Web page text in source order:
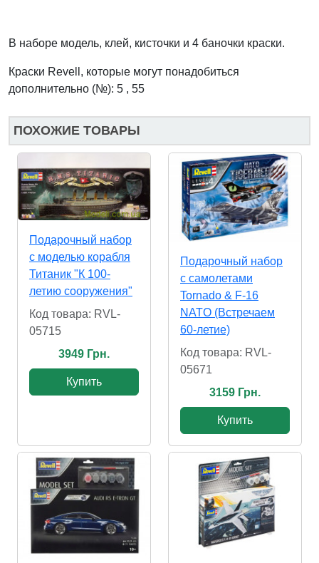
В наборе модель, клей, кисточки и 4 баночки краски.
Краски Revell, которые могут понадобиться
дополнительно (№): 5 , 55
ПОХОЖИЕ ТОВАРЫ
Подарочный набор
с моделью корабля
Титаник "К 100-
летию сооружения"
Код товара: RVL-
05715
3949 Грн.
Купить
Подарочный набор
с самолетами
Tornado & F-16
NATO (Встречаем
60-летие)
Код товара: RVL-
05671
3159 Грн.
Купить